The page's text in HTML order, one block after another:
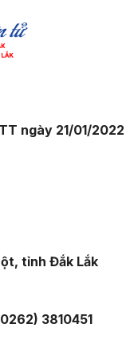
ngày 21/01/2022
tỉnh Đắk Lắk
3810451